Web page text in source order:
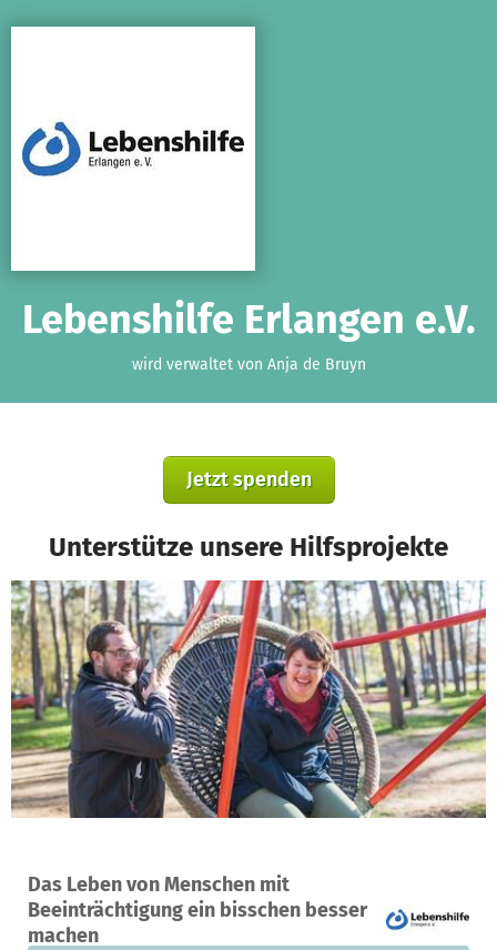
Lebenshilfe Erlangen e.V.
wird verwaltet von Anja de Bruyn
Jetzt spenden
Unterstütze unsere Hilfsprojekte
Das Leben von Menschen mit
Beeinträchtigung ein bisschen besser
machen
Ein Projekt in Erlangen, Deutschland
0
Spenden
0 %
fehlen noch